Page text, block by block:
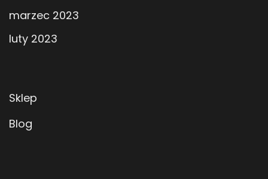
marzec 2023
luty 2023
Sklep
Blog